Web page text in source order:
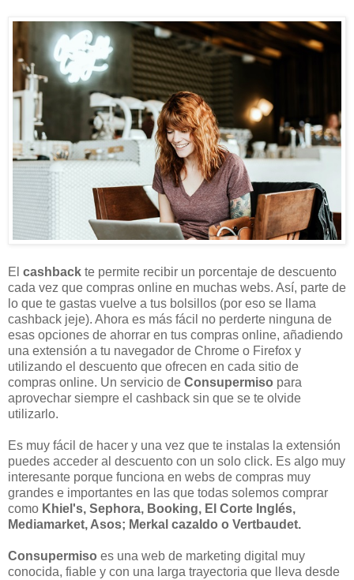
El cashback te permite recibir un porcentaje de descuento
cada vez que compras online en muchas webs. Así, parte de
lo que te gastas vuelve a tus bolsillos (por eso se llama
cashback jeje). Ahora es más fácil no perderte ninguna de
esas opciones de ahorrar en tus compras online, añadiendo
una extensión a tu navegador de Chrome o Firefox y
utilizando el descuento que ofrecen en cada sitio de
compras online. Un servicio de Consupermiso para
aprovechar siempre el cashback sin que se te olvide
utilizarlo.
Es muy fácil de hacer y una vez que te instalas la extensión
puedes acceder al descuento con un solo click. Es algo muy
interesante porque funciona en webs de compras muy
grandes e importantes en las que todas solemos comprar
como Khiel's, Sephora, Booking, El Corte Inglés,
Mediamarket, Asos; Merkal cazaldo o Vertbaudet.
Consupermiso es una web de marketing digital muy
conocida, fiable y con una larga trayectoria que lleva desde